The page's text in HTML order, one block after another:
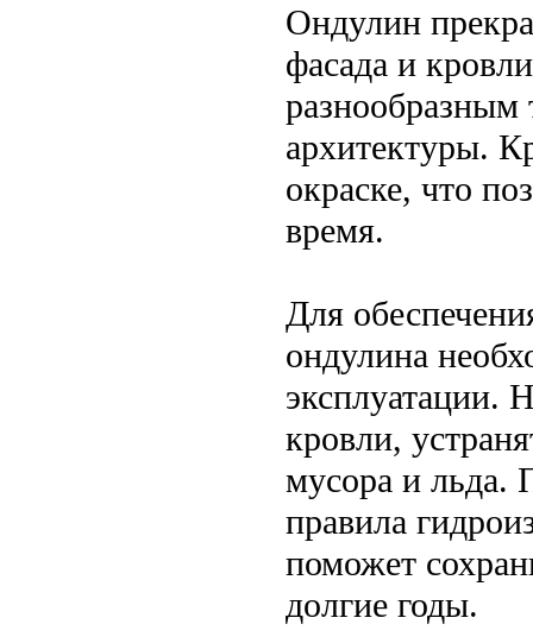
Ондулин
фасада и
разнообразным
архитектуры.
окраске, что
время.
Для
ондулина
эксплуатации.
кровли,
мусора и льда.
правила
поможет
долгие годы.